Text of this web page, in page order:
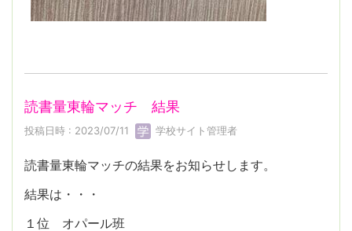
読書量東輪マッチ 結果
投稿日時 : 2023/07/11 学校サイト管理者
読書量東輪マッチの結果をお知らせします。
結果は・・・
１位 オパール班